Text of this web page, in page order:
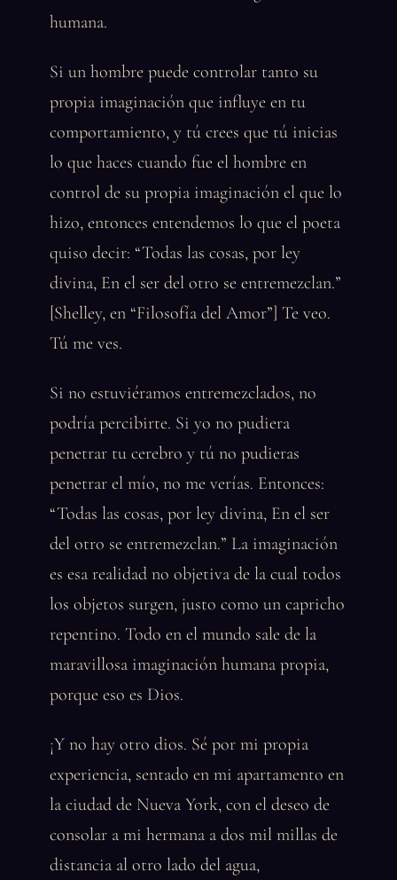
humana.
Si un hombre puede controlar tanto su
propia imaginación que influye en tu
comportamiento, y tú crees que tú inicias
lo que haces cuando fue el hombre en
control de su propia imaginación el que lo
hizo, entonces entendemos lo que el poeta
quiso decir: “Todas las cosas, por ley
divina, En el ser del otro se entremezclan.”
[Shelley, en “Filosofía del Amor”] Te veo.
Tú me ves.
Si no estuviéramos entremezclados, no
podría percibirte. Si yo no pudiera
penetrar tu cerebro y tú no pudieras
penetrar el mío, no me verías. Entonces:
“Todas las cosas, por ley divina, En el ser
del otro se entremezclan.” La imaginación
es esa realidad no objetiva de la cual todos
los objetos surgen, justo como un capricho
repentino. Todo en el mundo sale de la
maravillosa imaginación humana propia,
porque eso es Dios.
¡Y no hay otro dios. Sé por mi propia
experiencia, sentado en mi apartamento en
la ciudad de Nueva York, con el deseo de
consolar a mi hermana a dos mil millas de
distancia al otro lado del agua,